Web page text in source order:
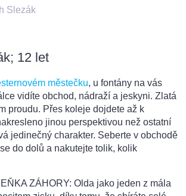
Slezák
12 let
městečku, u fontány na vás
vidíte obchod, nádraží a jeskyni. Zlatá
proudu. Přes koleje dojdete až k
jinou perspektivou než ostatní
jedinečný charakter. Seberte v obchodě
do dolů a nakutejte tolik, kolik
ZÁHORY: Olda jako jeden z mála